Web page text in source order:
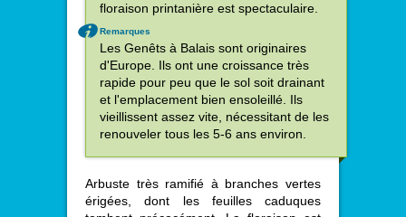
floraison printanière est spectaculaire.
Remarques
Les Genêts à Balais sont originaires
d'Europe. Ils ont une croissance très
rapide pour peu que le sol soit drainant
et l'emplacement bien ensoleillé. Ils
vieillissent assez vite, nécessitant de les
renouveler tous les 5-6 ans environ.
Arbuste très ramifié à branches vertes
érigées, dont les feuilles caduques